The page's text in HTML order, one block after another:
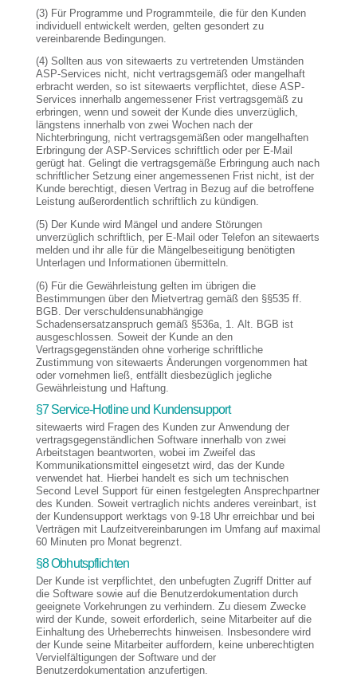
(3) Für Programme und Programmteile, die für den Kunden
individuell entwickelt werden, gelten gesondert zu
vereinbarende Bedingungen.
(4) Sollten aus von sitewaerts zu vertretenden Umständen
ASP-Services nicht, nicht vertragsgemäß oder mangelhaft
erbracht werden, so ist sitewaerts verpflichtet, diese ASP-
Services innerhalb angemessener Frist vertragsgemäß zu
erbringen, wenn und soweit der Kunde dies unverzüglich,
längstens innerhalb von zwei Wochen nach der
Nichterbringung, nicht vertragsgemäßen oder mangelhaften
Erbringung der ASP-Services schriftlich oder per E-Mail
gerügt hat. Gelingt die vertragsgemäße Erbringung auch nach
schriftlicher Setzung einer angemessenen Frist nicht, ist der
Kunde berechtigt, diesen Vertrag in Bezug auf die betroffene
Leistung außerordentlich schriftlich zu kündigen.
(5) Der Kunde wird Mängel und andere Störungen
unverzüglich schriftlich, per E-Mail oder Telefon an sitewaerts
melden und ihr alle für die Mängelbeseitigung benötigten
Unterlagen und Informationen übermitteln.
(6) Für die Gewährleistung gelten im übrigen die
Bestimmungen über den Mietvertrag gemäß den §§535 ff.
BGB. Der verschuldensunabhängige
Schadensersatzanspruch gemäß §536a, 1. Alt. BGB ist
ausgeschlossen. Soweit der Kunde an den
Vertragsgegenständen ohne vorherige schriftliche
Zustimmung von sitewaerts Änderungen vorgenommen hat
oder vornehmen ließ, entfällt diesbezüglich jegliche
Gewährleistung und Haftung.
§7 Service-Hotline und Kundensupport
sitewaerts wird Fragen des Kunden zur Anwendung der
vertragsgegenständlichen Software innerhalb von zwei
Arbeitstagen beantworten, wobei im Zweifel das
Kommunikationsmittel eingesetzt wird, das der Kunde
verwendet hat. Hierbei handelt es sich um technischen
Second Level Support für einen festgelegten Ansprechpartner
des Kunden. Soweit vertraglich nichts anderes vereinbart, ist
der Kundensupport werktags von 9-18 Uhr erreichbar und bei
Verträgen mit Laufzeitvereinbarungen im Umfang auf maximal
60 Minuten pro Monat begrenzt.
§8 Obhutspflichten
Der Kunde ist verpflichtet, den unbefugten Zugriff Dritter auf
die Software sowie auf die Benutzerdokumentation durch
geeignete Vorkehrungen zu verhindern. Zu diesem Zwecke
wird der Kunde, soweit erforderlich, seine Mitarbeiter auf die
Einhaltung des Urheberrechts hinweisen. Insbesondere wird
der Kunde seine Mitarbeiter auffordern, keine unberechtigten
Vervielfältigungen der Software und der
Benutzerdokumentation anzufertigen.